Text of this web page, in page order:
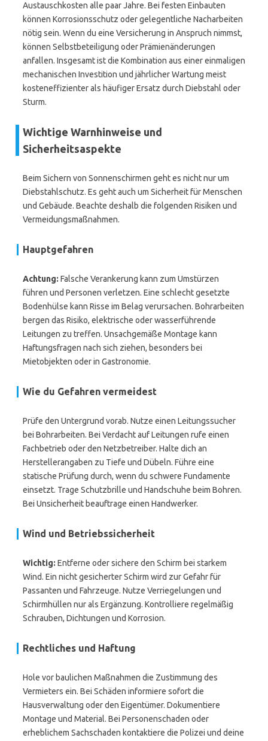
Austauschkosten alle paar Jahre. Bei festen Einbauten
können Korrosionsschutz oder gelegentliche Nacharbeiten
nötig sein. Wenn du eine Versicherung in Anspruch nimmst,
können Selbstbeteiligung oder Prämienänderungen
anfallen. Insgesamt ist die Kombination aus einer einmaligen
mechanischen Investition und jährlicher Wartung meist
kosteneffizienter als häufiger Ersatz durch Diebstahl oder
Sturm.
Wichtige Warnhinweise und
Sicherheitsaspekte
Beim Sichern von Sonnenschirmen geht es nicht nur um
Diebstahlschutz. Es geht auch um Sicherheit für Menschen
und Gebäude. Beachte deshalb die folgenden Risiken und
Vermeidungsmaßnahmen.
Hauptgefahren
Achtung: Falsche Verankerung kann zum Umstürzen
führen und Personen verletzen. Eine schlecht gesetzte
Bodenhülse kann Risse im Belag verursachen. Bohrarbeiten
bergen das Risiko, elektrische oder wasserführende
Leitungen zu treffen. Unsachgemäße Montage kann
Haftungsfragen nach sich ziehen, besonders bei
Mietobjekten oder in Gastronomie.
Wie du Gefahren vermeidest
Prüfe den Untergrund vorab. Nutze einen Leitungssucher
bei Bohrarbeiten. Bei Verdacht auf Leitungen rufe einen
Fachbetrieb oder den Netzbetreiber. Halte dich an
Herstellerangaben zu Tiefe und Dübeln. Führe eine
statische Prüfung durch, wenn du schwere Fundamente
einsetzt. Trage Schutzbrille und Handschuhe beim Bohren.
Bei Unsicherheit beauftrage einen Handwerker.
Wind und Betriebssicherheit
Wichtig: Entferne oder sichere den Schirm bei starkem
Wind. Ein nicht gesicherter Schirm wird zur Gefahr für
Passanten und Fahrzeuge. Nutze Verriegelungen und
Schirmhüllen nur als Ergänzung. Kontrolliere regelmäßig
Schrauben, Dichtungen und Korrosion.
Rechtliches und Haftung
Hole vor baulichen Maßnahmen die Zustimmung des
Vermieters ein. Bei Schäden informiere sofort die
Hausverwaltung oder den Eigentümer. Dokumentiere
Montage und Material. Bei Personenschaden oder
erheblichem Sachschaden kontaktiere die Polizei und deine